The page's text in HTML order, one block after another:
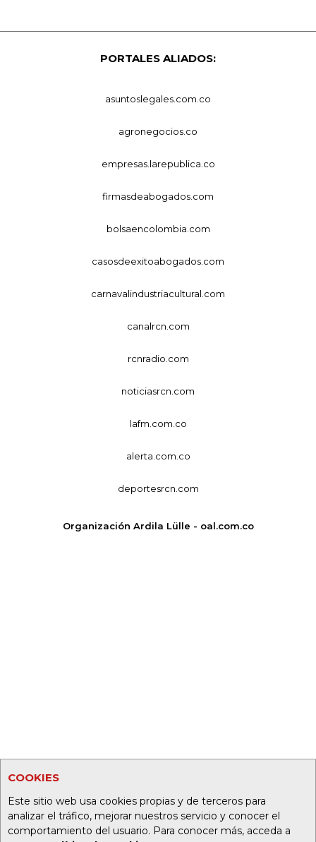
COOKIES
Este sitio web usa cookies propias y de terceros para
analizar el tráfico, mejorar nuestros servicio y conocer el
comportamiento del usuario. Para conocer más, acceda a
PORTALES ALIADOS:
asuntoslegales.com.co
agronegocios.co
empresas.larepublica.co
firmasdeabogados.com
bolsaencolombia.com
casosdeexitoabogados.com
carnavalindustriacultural.com
canalrcn.com
rcnradio.com
noticiasrcn.com
lafm.com.co
alerta.com.co
deportesrcn.com
Organización Ardila Lülle - oal.com.co